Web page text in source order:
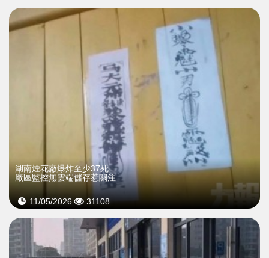
湖南煙花廠爆炸至少37死
廠區監控無雲端儲存惹關注
11/05/2026 31108